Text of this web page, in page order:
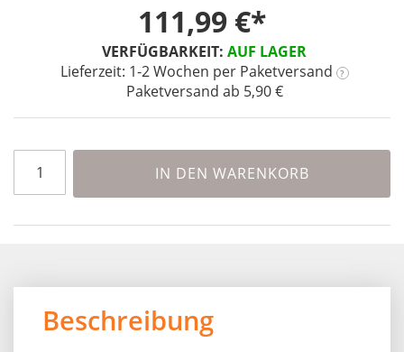
VERFÜGBARKEIT: AUF LAGER
Lieferzeit: 1-2 Wochen per Paketversand ?
Paketversand ab 5,90 €
111,99 €
IN DEN WARENKORB
Beschreibung